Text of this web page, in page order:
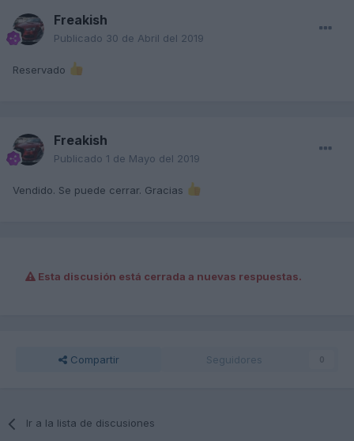
Freakish
Publicado 30 de Abril del 2019
Reservado
Freakish
Publicado 1 de Mayo del 2019
Vendido. Se puede cerrar. Gracias
Esta discusión está cerrada a nuevas respuestas.
Compartir Seguidores 0
Ir a la lista de discusiones